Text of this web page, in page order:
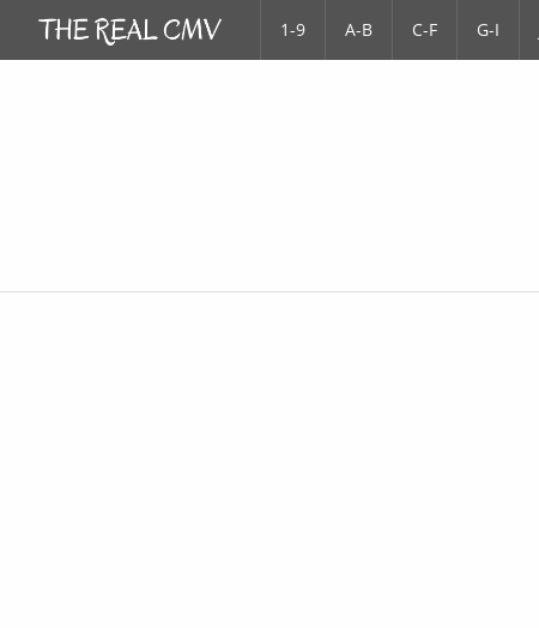
1-9 A-B C-F G-I